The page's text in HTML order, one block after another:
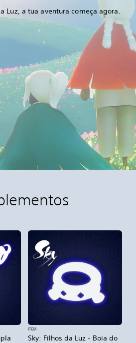
Luz, a tua aventura começa agora.
Sky: Filhos da Luz - Boia do
ITEM